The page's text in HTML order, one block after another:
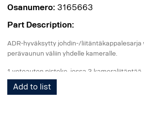
Osanumero: 3165663
Part Description:
ADR-hyväksytty johdin-/liitäntäkappalesarja
perävaunun väliin yhdelle kameralle.
1 vetoauton pistoke, jossa 3 kameraliitäntää
1 Curl-E-kelajohdin
1 perävaunun pistoke, jossa 3 kameraliitäntää
Add to list